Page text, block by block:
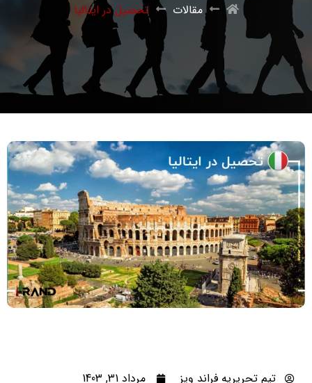
مقالات تحصیل در ایتالیا
تیم تحریریه فراند ویز
مرداد 31, 1403